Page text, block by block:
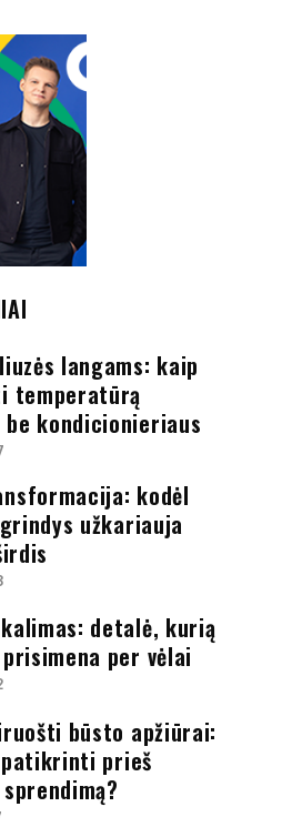
langams: kaip
temperatūrą
be kondicionieriaus
kodėl
užkariauja
detalė, kurią
per vėlai
būsto apžiūrai:
prieš